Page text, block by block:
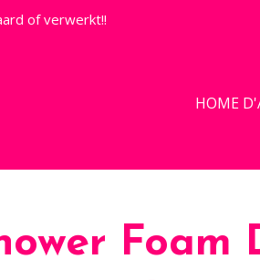
of verwerkt!!
HOME
Foam